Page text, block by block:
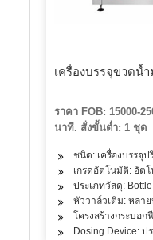
เครื่องบรรจุขวดน้
ราคา FOB: 15000-
นาที. สั่งขั้นต่ำ: 1 ชุด
ชนิด: เครื่องบรรจุป
เกรดอัตโนมัติ: อัต
ประเภทวัสดุ:
หัววาล์วเติม: หลา
โครงสร้างกระบอ
Dosing Device: ป